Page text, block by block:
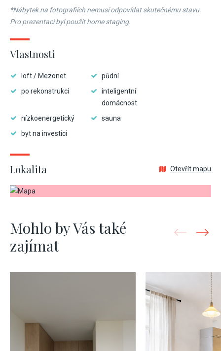
*Nábytek na fotografiích nemusí odpovídat skutečnému stavu.
Pro prezentaci byl použit home staging.
Vlastnosti
loft / Mezonet
půdní
po rekonstrukci
inteligentní
domácnost
nízkoenergetický
sauna
byt na investici
Lokalita Otevřít mapu
Mohlo by Vás také
zajímat